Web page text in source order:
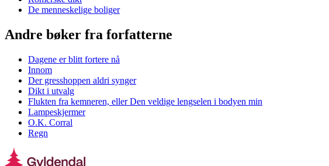
De menneskelige boliger
Andre bøker fra forfatterne
Dagene er blitt fortere nå
Innom
Der gresshoppen aldri synger
Dikt i utvalg
Flukten fra kemneren, eller Den veldige lengselen i bodyen min
Lampeskjermer
O.K. Corral
Regn